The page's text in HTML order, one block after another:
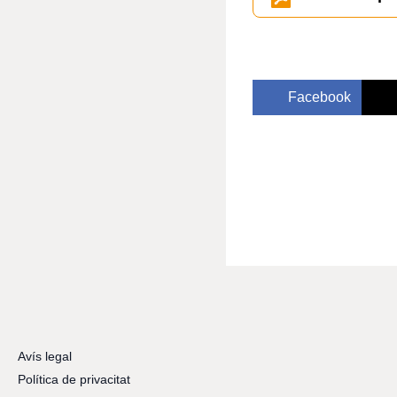
Facebook
Avís legal
Política de privacitat